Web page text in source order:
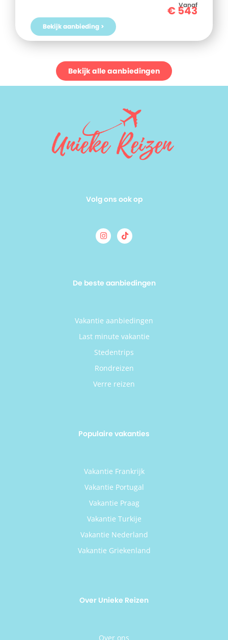
Vanaf
€543
Bekijk aanbieding >
Bekijk alle aanbiedingen
Volg ons ook op
De beste aanbiedingen
Vakantie aanbiedingen
Last minute vakantie
Stedentrips
Rondreizen
Verre reizen
Populaire vakanties
Vakantie Frankrijk
Vakantie Portugal
Vakantie Praag
Vakantie Turkije
Vakantie Nederland
Vakantie Griekenland
Over Unieke Reizen
Over ons